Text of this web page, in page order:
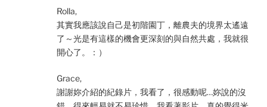
Rolla,
其實我應該說自己是初階園丁，離農夫的境界太遙遠
了～光是有這樣的機會更深刻的與自然共處，我就很
開心了。：）
Grace,
謝謝妳介紹的紀錄片，我看了，很感動呢…妳說的沒